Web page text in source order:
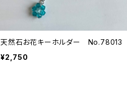
天然石お花キーホルダー No.78013
¥2,750